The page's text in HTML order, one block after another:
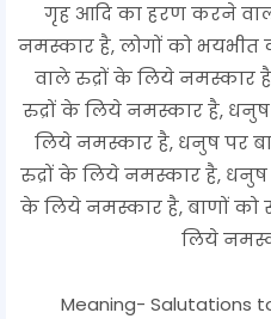
गृह आदि का हरण करने
नमस्कार है, लोगों को
वाले रुद्रों के लिये
रुद्रों के लिये नमस्कार है, धनुष
लिये नमस्कार है, धनुष पर
रुद्रों के लिये नमस्कार है, धनुष
के लिये नमस्कार है, बाणों
लिये
Meaning- Salutations